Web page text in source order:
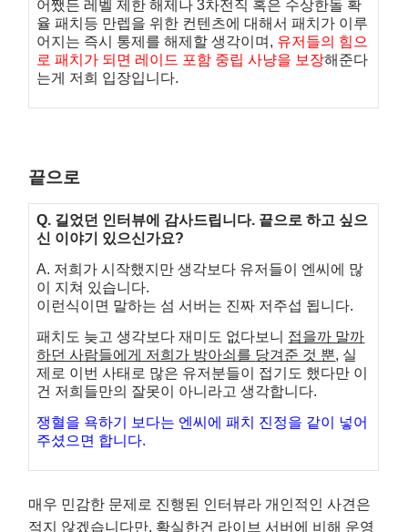
어쨌든 레벨 제한 해제나 3차전직 혹은 수상한돌 확
율 패치등 만렙을 위한 컨텐츠에 대해서패치가 이루
어지는 즉시 통제를 해제할 생각이며, 유저들의 힘으
로 패치가 되면 레이드 포함 중립 사냥을 보장해준다
는게 저희 입장입니다.
끝으로
Q. 길었던 인터뷰에 감사드립니다. 끝으로 하고 싶으
신 이야기 있으신가요?
A. 저희가 시작했지만 생각보다 유저들이 엔씨에 많
이 지쳐 있습니다.
이런식이면 말하는 섬 서버는 진짜 저주섭 됩니다.
패치도 늦고 생각보다 재미도 없다보니 접을까 말까
하던 사람들에게 저희가 방아쇠를 당겨준 것 뿐, 실
제로 이번 사태로 많은 유저분들이 접기도 했다만 이
건 저희들만의 잘못이 아니라고 생각합니다.
쟁혈을 욕하기 보다는 엔씨에 패치 진정을 같이 넣어
주셨으면 합니다.
매우 민감한 문제로 진행된 인터뷰라 개인적인 사견은
적지 않겠습니다만, 확실한건 라이브 서버에 비해 운영